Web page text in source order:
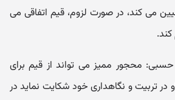
می کند، در صورت لزوم، قیم اتفاقی می
امور حسبی: محجور ممیز می تواند از قیم برای
در تربیت و نگاهداری خود شکایت نماید در